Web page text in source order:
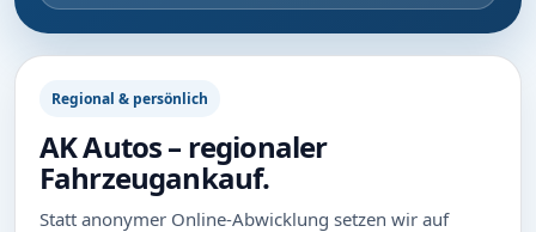
Regional & persönlich
AK Autos – regionaler
Fahrzeugankauf.
Statt anonymer Online-Abwicklung setzen wir auf